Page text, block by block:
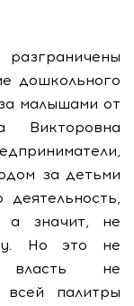
дошкольного
малышами от
за детьми
а значит, не
Но это не
власть не
всей палитры